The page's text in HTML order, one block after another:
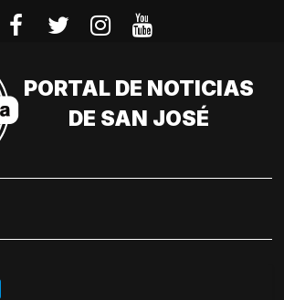
PORTAL DE NOTICIAS
DE SAN JOSÉ